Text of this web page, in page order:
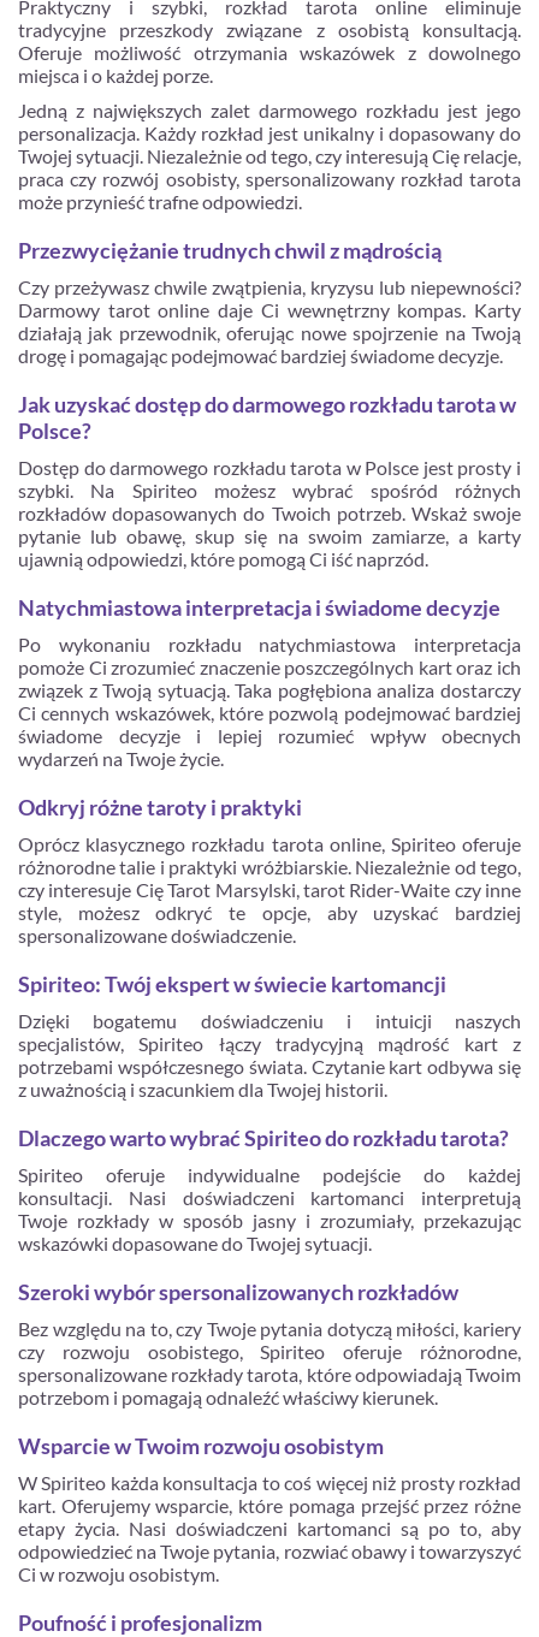
Praktyczny i szybki, rozkład tarota online eliminuje
tradycyjne przeszkody związane z osobistą konsultacją.
Oferuje możliwość otrzymania wskazówek z dowolnego
miejsca i o każdej porze.
Jedną z największych zalet darmowego rozkładu jest jego
personalizacja. Każdy rozkład jest unikalny i dopasowany do
Twojej sytuacji. Niezależnie od tego, czy interesują Cię relacje,
praca czy rozwój osobisty, spersonalizowany rozkład tarota
może przynieść trafne odpowiedzi.
Przezwyciężanie trudnych chwil z mądrością
Czy przeżywasz chwile zwątpienia, kryzysu lub niepewności?
Darmowy tarot online daje Ci wewnętrzny kompas. Karty
działają jak przewodnik, oferując nowe spojrzenie na Twoją
drogę i pomagając podejmować bardziej świadome decyzje.
Jak uzyskać dostęp do darmowego rozkładu tarota w
Polsce?
Dostęp do darmowego rozkładu tarota w Polsce jest prosty i
szybki. Na Spiriteo możesz wybrać spośród różnych
rozkładów dopasowanych do Twoich potrzeb. Wskaż swoje
pytanie lub obawę, skup się na swoim zamiarze, a karty
ujawnią odpowiedzi, które pomogą Ci iść naprzód.
Natychmiastowa interpretacja i świadome decyzje
Po wykonaniu rozkładu natychmiastowa interpretacja
pomoże Ci zrozumieć znaczenie poszczególnych kart oraz ich
związek z Twoją sytuacją. Taka pogłębiona analiza dostarczy
Ci cennych wskazówek, które pozwolą podejmować bardziej
świadome decyzje i lepiej rozumieć wpływ obecnych
wydarzeń na Twoje życie.
Odkryj różne taroty i praktyki
Oprócz klasycznego rozkładu tarota online, Spiriteo oferuje
różnorodne talie i praktyki wróżbiarskie. Niezależnie od tego,
czy interesuje Cię Tarot Marsylski, tarot Rider-Waite czy inne
style, możesz odkryć te opcje, aby uzyskać bardziej
spersonalizowane doświadczenie.
Spiriteo: Twój ekspert w świecie kartomancji
Dzięki bogatemu doświadczeniu i intuicji naszych
specjalistów, Spiriteo łączy tradycyjną mądrość kart z
potrzebami współczesnego świata. Czytanie kart odbywa się
z uważnością i szacunkiem dla Twojej historii.
Dlaczego warto wybrać Spiriteo do rozkładu tarota?
Spiriteo oferuje indywidualne podejście do każdej
konsultacji. Nasi doświadczeni kartomanci interpretują
Twoje rozkłady w sposób jasny i zrozumiały, przekazując
wskazówki dopasowane do Twojej sytuacji.
Szeroki wybór spersonalizowanych rozkładów
Bez względu na to, czy Twoje pytania dotyczą miłości, kariery
czy rozwoju osobistego, Spiriteo oferuje różnorodne,
spersonalizowane rozkłady tarota, które odpowiadają Twoim
potrzebom i pomagają odnaleźć właściwy kierunek.
Wsparcie w Twoim rozwoju osobistym
W Spiriteo każda konsultacja to coś więcej niż prosty rozkład
kart. Oferujemy wsparcie, które pomaga przejść przez różne
etapy życia. Nasi doświadczeni kartomanci są po to, aby
odpowiedzieć na Twoje pytania, rozwiać obawy i towarzyszyć
Ci w rozwoju osobistym.
Poufność i profesjonalizm